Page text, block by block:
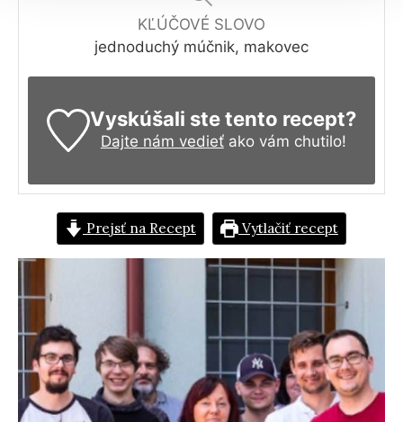
KĽÚČOVÉ SLOVO
jednoduchý múčnik, makovec
Vyskúšali ste tento recept?
Dajte nám vedieťako vám chutilo!
Prejsť na Recept Vytlačiť recept